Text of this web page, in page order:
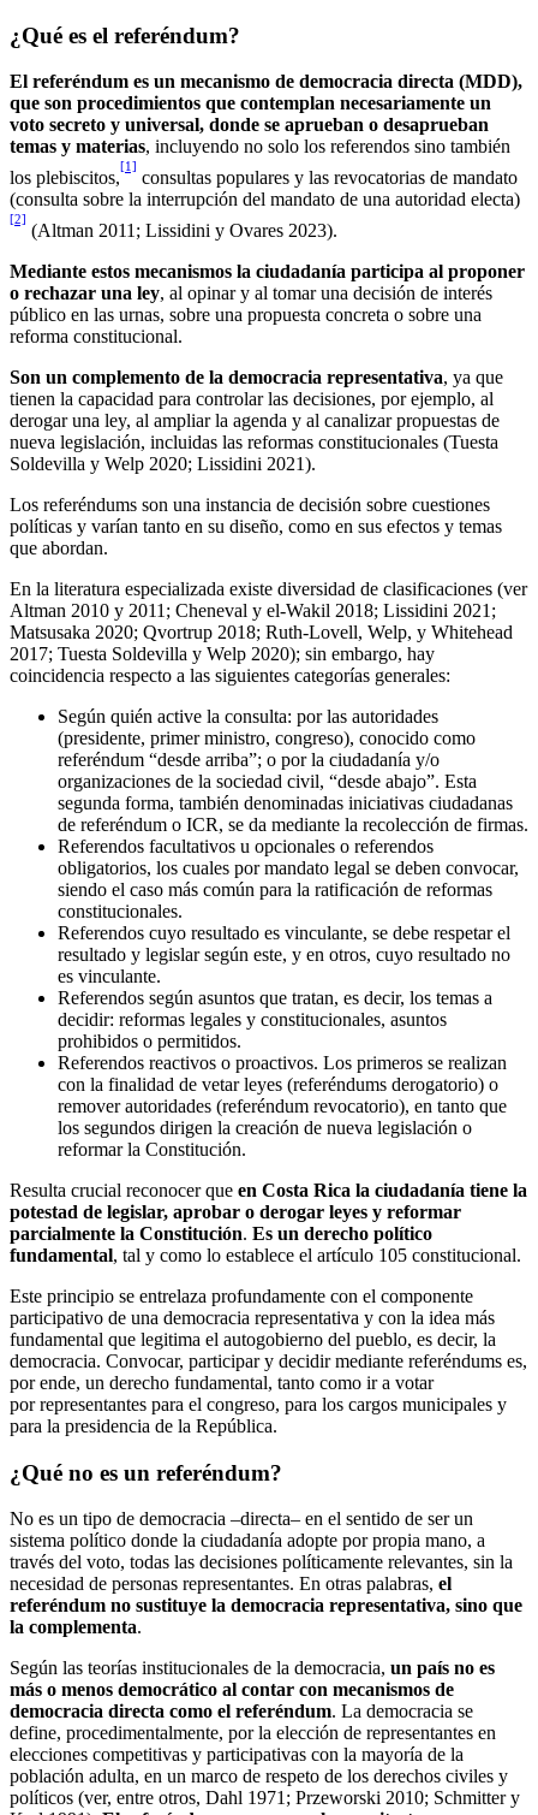
¿Qué es el referéndum?
El referéndum es un mecanismo de democracia directa (MDD),
que son procedimientos que contemplan necesariamente un
voto secreto y universal, donde se aprueban o desaprueban
temas y materias, incluyendo no solo los referendos sino también
los plebiscitos,
[1]
consultas populares y las revocatorias de mandato
(consulta sobre la interrupción del mandato de una autoridad electa)
[2]
(Altman 2011; Lissidini y Ovares 2023).
Mediante estos mecanismos la ciudadanía participa al proponer
o rechazar una ley, al opinar y al tomar una decisión de interés
público en las urnas, sobre una propuesta concreta o sobre una
reforma constitucional.
Son un complemento de la democracia representativa, ya que
tienen la capacidad para controlar las decisiones, por ejemplo, al
derogar una ley, al ampliar la agenda y al canalizar propuestas de
nueva legislación, incluidas las reformas constitucionales (Tuesta
Soldevilla y Welp 2020; Lissidini 2021).
Los referéndums son una instancia de decisión sobre cuestiones
políticas y varían tanto en su diseño, como en sus efectos y temas
que abordan.
En la literatura especializada existe diversidad de clasificaciones (ver
Altman 2010 y 2011; Cheneval y el-Wakil 2018; Lissidini 2021;
Matsusaka 2020; Qvortrup 2018; Ruth-Lovell, Welp, y Whitehead
2017; Tuesta Soldevilla y Welp 2020); sin embargo, hay
coincidencia respecto a las siguientes categorías generales:
Según quién active la consulta: por las autoridades
(presidente, primer ministro, congreso), conocido como
referéndum “desde arriba”; o por la ciudadanía y/o
organizaciones de la sociedad civil, “desde abajo”. Esta
segunda forma, también denominadas iniciativas ciudadanas
de referéndum o ICR, se da mediante la recolección de firmas.
Referendos facultativos u opcionales o referendos
obligatorios, los cuales por mandato legal se deben convocar,
siendo el caso más común para la ratificación de reformas
constitucionales.
Referendos cuyo resultado es vinculante, se debe respetar el
resultado y legislar según este, y en otros, cuyo resultado no
es vinculante.
Referendos según asuntos que tratan, es decir, los temas a
decidir: reformas legales y constitucionales, asuntos
prohibidos o permitidos.
Referendos reactivos o proactivos. Los primeros se realizan
con la finalidad de vetar leyes (referéndums derogatorio) o
remover autoridades (referéndum revocatorio), en tanto que
los segundos dirigen la creación de nueva legislación o
reformar la Constitución.
Resulta crucial reconocer que en Costa Rica la ciudadanía tiene la
potestad de legislar, aprobar o derogar leyes y reformar
parcialmente la Constitución. Es un derecho político
fundamental, tal y como lo establece el artículo 105 constitucional.
Este principio se entrelaza profundamente con el componente
participativo de una democracia representativa y con la idea más
fundamental que legitima el autogobierno del pueblo, es decir, la
democracia. Convocar, participar y decidir mediante referéndums es,
por ende, un derecho fundamental, tanto como ir a votar
por representantes para el congreso, para los cargos municipales y
para la presidencia de la República.
¿Qué no es un referéndum?
No es un tipo de democracia –directa– en el sentido de ser un
sistema político donde la ciudadanía adopte por propia mano, a
través del voto, todas las decisiones políticamente relevantes, sin la
necesidad de personas representantes. En otras palabras, el
referéndum no sustituye la democracia representativa, sino que
la complementa.
Según las teorías institucionales de la democracia, un país no es
más o menos democrático al contar con mecanismos de
democracia directa como el referéndum. La democracia se
define, procedimentalmente, por la elección de representantes en
elecciones competitivas y participativas con la mayoría de la
población adulta, en un marco de respeto de los derechos civiles y
políticos (ver, entre otros, Dahl 1971; Przeworski 2010; Schmitter y